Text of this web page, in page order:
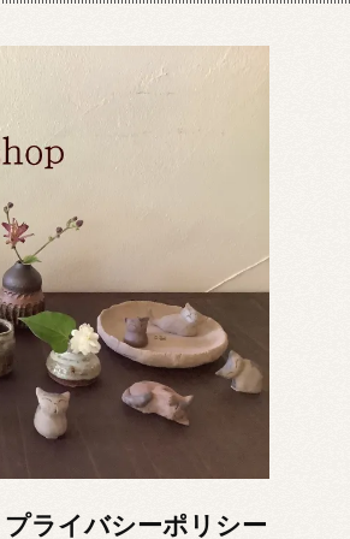
プライバシーポリシー